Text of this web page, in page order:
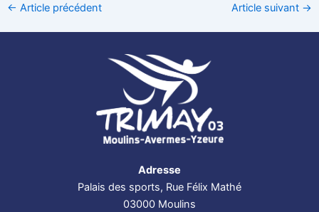
← Article précédent Article suivant →
Adresse
Palais des sports, Rue Félix Mathé
03000 Moulins